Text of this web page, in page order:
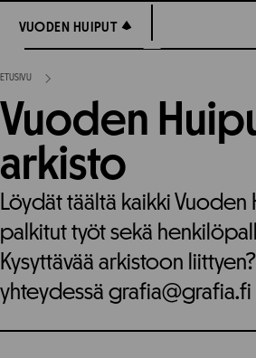
suoraan
sisältöön
VUODEN HUIPUT
VUODEN HUIPUT
ETUSIVU
Vuoden
arkisto
Löydät täältä kaikki Vuoden
palkitut työt sekä
Kysyttävää arkistoon
yhteydessä grafia@grafia.fi